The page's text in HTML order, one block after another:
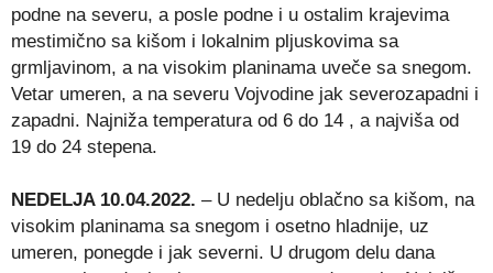
podne na severu, a posle podne i u ostalim krajevima
mestimično sa kišom i lokalnim pljuskovima sa
grmljavinom, a na visokim planinama uveče sa snegom.
Vetar umeren, a na severu Vojvodine jak severozapadni i
zapadni. Najniža temperatura od 6 do 14 , a najviša od
19 do 24 stepena.
NEDELJA 10.04.2022. – U nedelju oblačno sa kišom, na
visokim planinama sa snegom i osetno hladnije, uz
umeren, ponegde i jak severni. U drugom delu dana